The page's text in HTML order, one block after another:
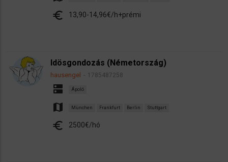
euro
13,90-14,96€/h+prémi
Idösgondozás (Németország)
hausengel 1785487258
dns Ápoló
map München Frankfurt Berlin Stuttgart
euro 2500€/hó